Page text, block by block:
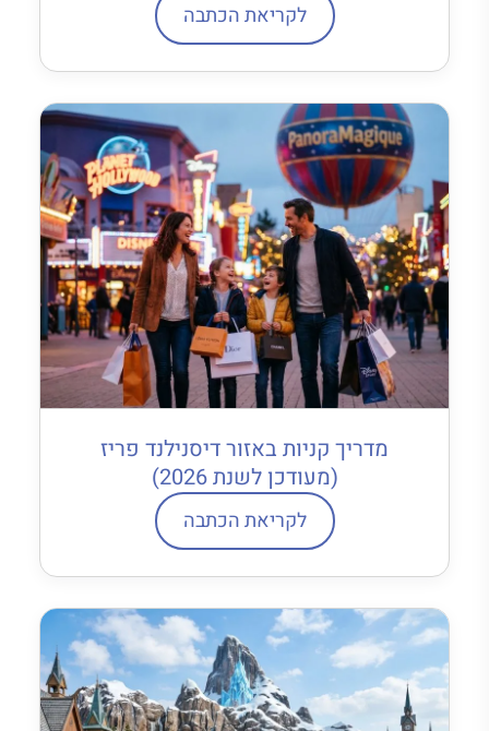
לקריאת הכתבה
מדריך קניות באזור דיסנילנד פריז
(מעודכן לשנת 2026)
לקריאת הכתבה